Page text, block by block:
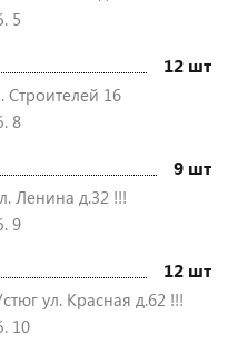
5
12 шт
Строителей 16
8
9 шт
Ленина д.32 !!!
9
12 шт
ул. Красная д.62 !!!
10